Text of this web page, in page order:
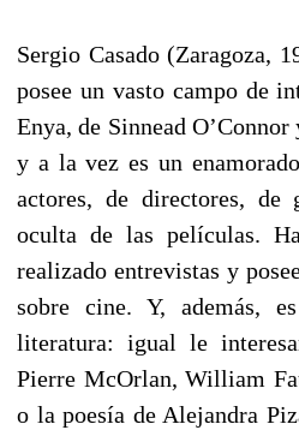
Sergio Casado (Zaragoza,
posee un vasto campo de
Enya, de Sinnead
y a la vez es un
actores, de directores, de
oculta de las películas.
realizado entrevistas y
sobre cine. Y, además,
literatura: igual le
Pierre McOrlan, William
o la poesía de Alejandra